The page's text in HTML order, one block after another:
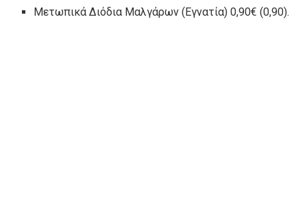
Μετωπικά Διόδια Μαλγάρων (Εγνατία) 0,90€ (0,90).